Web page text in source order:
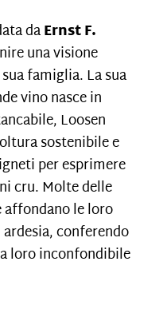
daErnst F.
una visione
famiglia. La sua
vino nasce in
Loosen
sostenibile e
per esprimere
cru. Molte delle
affondano le loro
conferendo
loro inconfondibile